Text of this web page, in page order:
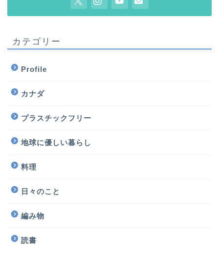
カテゴリー
Profile
カナダ
プラスチックフリー
地球に優しい暮らし
料理
日々のこと
編み物
読書